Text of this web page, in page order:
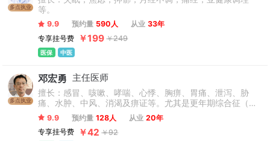
多点执业
等。
9.9 预约量 590人 从业 33年
专享挂号费
￥199 ￥249
医保 中医
多点执业
邓宏勇 主任医师
擅长：感冒、咳嗽、哮喘、心悸、胸痹、胃痛、泄泻、胁
痛、水肿、中风、消渴及痹证等。尤其是更年期综合征（失
眠、多汗、心慌、便秘、疲倦、情绪异常等）和骨关节疾病
（颈椎病、腰腿痛、膝骨关节炎等），以及免疫功能低下和
亚健康人群汤药与膏方调理等采用中药、针灸等方法综合治
9.9 预约量 128人 从业 20年
专享挂号费
￥42 ￥92